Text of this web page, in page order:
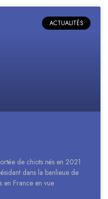
ACTUALITÉS
de chiots nés en 2021
dans la banlieue de
en France en vue